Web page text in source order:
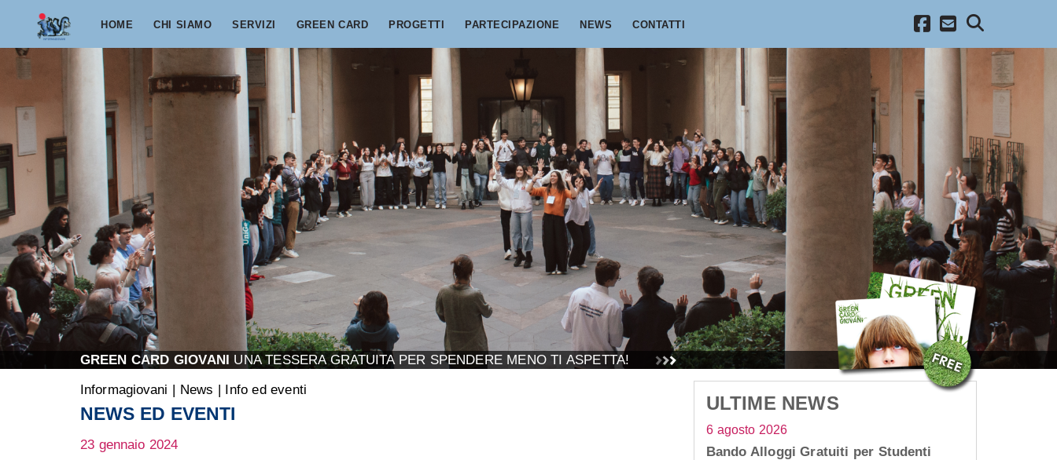
HOME CHI SIAMO SERVIZI GREEN CARD PROGETTI PARTECIPAZIONE NEWS CONTATTI
GREEN CARD GIOVANI UNA TESSERA GRATUITA PER SPENDERE MENO TI ASPETTA!
Informagiovani News Info ed eventi
NEWS ED EVENTI
23 gennaio 2024
ULTIME NEWS
6 agosto 2026
Bando Alloggi Gratuiti per Studenti